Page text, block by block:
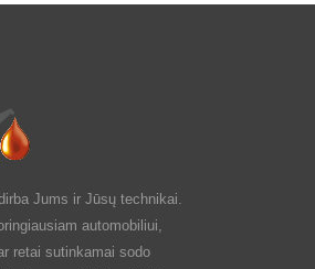
Jums ir Jūsų technikai.
automobiliui,
retai sutinkamai sodo